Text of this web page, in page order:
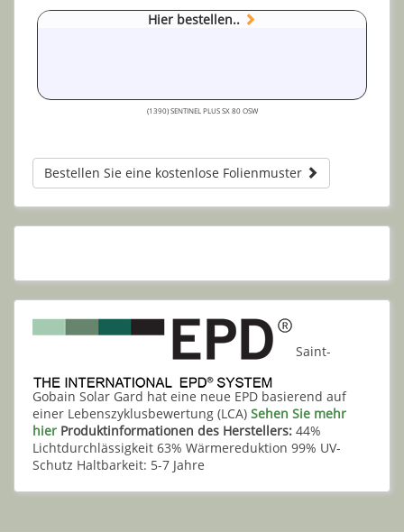
Hier bestellen..
(1390) SENTINEL PLUS SX 80 OSW
Bestellen Sie eine kostenlose Folienmuster
Saint-
Gobain Solar Gard hat eine neue EPD basierend auf
einer Lebenszyklusbewertung (LCA) Sehen Sie mehr
hier Produktinformationen des Herstellers: 44%
Lichtdurchlässigkeit 63% Wärmereduktion 99% UV-
Schutz Haltbarkeit: 5-7 Jahre